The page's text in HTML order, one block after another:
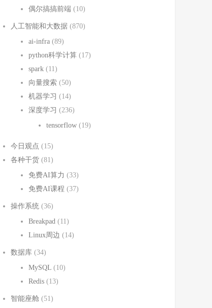
偶尔搞搞前端 (10)
人工智能和大数据 (870)
ai-infra (89)
python科学计算 (17)
spark (11)
向量搜索 (50)
机器学习 (14)
深度学习 (236)
tensorflow (19)
今日观点 (15)
各种干货 (81)
免费AI算力 (33)
免费AI课程 (37)
操作系统 (36)
Breakpad (11)
Linux周边 (14)
数据库 (34)
MySQL (10)
Redis (13)
智能座舱 (51)